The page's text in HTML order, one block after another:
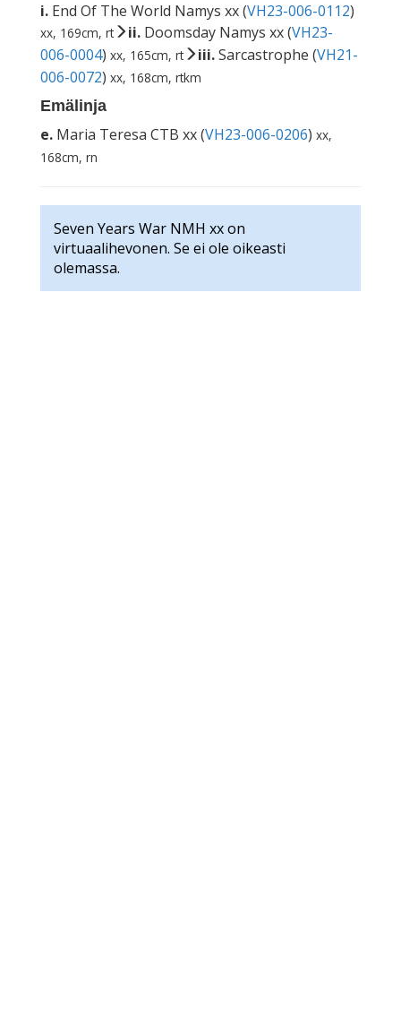
i. End Of The World Namys xx (VH23-006-0112)
xx, 169cm, rt ii. Doomsday Namys xx (VH23-
006-0004) xx, 165cm, rt iii.Sarcastrophe (VH21-
006-0072) xx, 168cm, rtkm
Emälinja
e. Maria Teresa CTB xx (VH23-006-0206) xx,
168cm, rn
Seven Years War NMH xx on
virtuaalihevonen. Se ei ole oikeasti
olemassa.